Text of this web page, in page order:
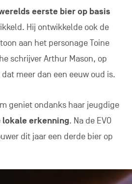
eerste bier op basis
Hij ontwikkelde ook de
aan het personage Toine
schrijver Arthur Mason, op
meer dan een eeuw oud is.
geniet ondanks haar jeugdige
lokale erkenning. Na de EVO
dit jaar een derde bier op